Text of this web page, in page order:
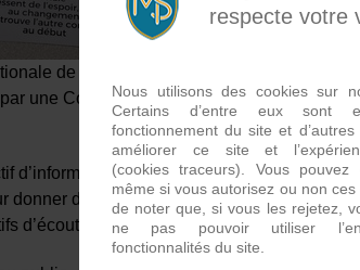
de lutte contre les violences faites
une Conseillère Conjugale et Familiale
d’informer les jeunes sur les différentes
donner des repères pour identifier les
d’écoute et les démarches possibles pour
respecte votre
Nous utilisons des cookies sur
Certains d’entre eux sont
fonctionnement du site et
améliorer ce site et
(cookies traceurs). Vous pouvez
même si vous autorisez ou non
de noter que, si vous les rejetez,
ne pas pouvoir utiliser
fonctionnalités du site.